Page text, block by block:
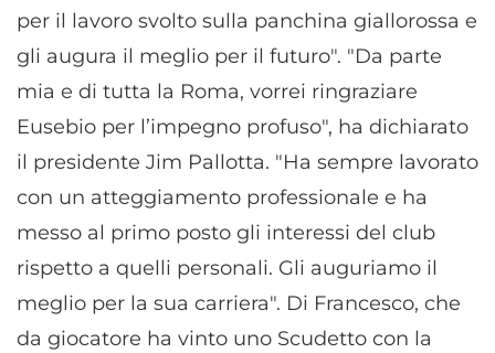
per il lavoro svolto sulla panchina giallorossa e
gli augura il meglio per il futuro". "Da parte
mia e di tutta la Roma, vorrei ringraziare
Eusebio per l’impegno profuso", ha dichiarato
il presidente Jim Pallotta. "Ha sempre lavorato
con un atteggiamento professionale e ha
messo al primo posto gli interessi del club
rispetto a quelli personali. Gli auguriamo il
meglio per la sua carriera". Di Francesco, che
da giocatore ha vinto uno Scudetto con la